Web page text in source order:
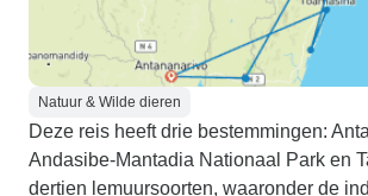
Natuur & Wilde dieren
Deze reis heeft drie bestemmingen:
Andasibe-Mantadia Nationaal Park en
dertien lemuursoorten, waaronder de